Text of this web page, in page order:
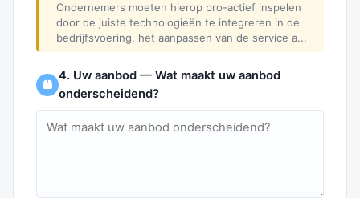
Ondernemers moeten hierop pro-actief inspelen
door de juiste technologieën te integreren in de
bedrijfsvoering, het aanpassen van de service a...
4. Uw aanbod — Wat maakt uw aanbod
onderscheidend?